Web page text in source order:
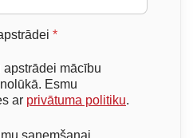
*
apstrādei mācību
Esmu
ar privātuma politiku.
saņemšanai